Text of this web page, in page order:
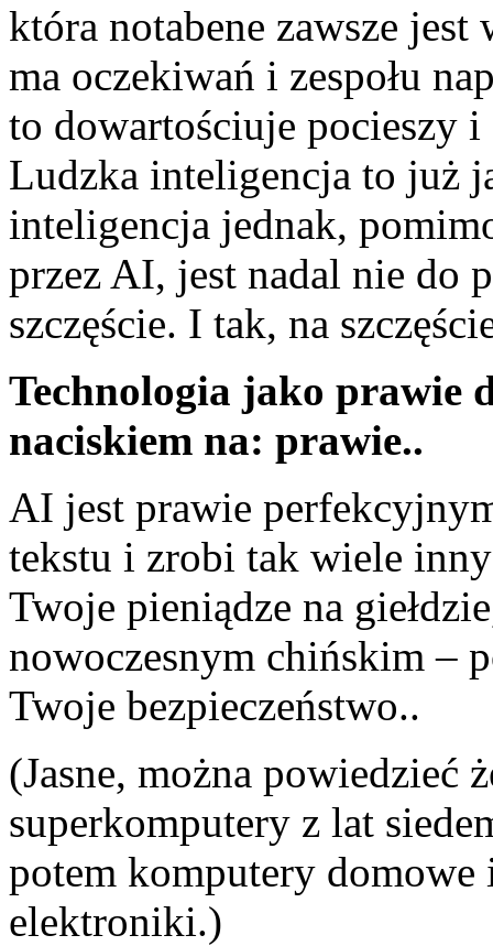
która notabene zawsze
ma oczekiwań i zespołu
to dowartościuje pocieszy
Ludzka inteligencja to już
inteligencja jednak,
przez AI, jest nadal nie do
szczęście. I tak, na
Technologia jako prawie
naciskiem na: prawie..
AI jest prawie
tekstu i zrobi tak wiele
Twoje pieniądze na
nowoczesnym chińskim –
Twoje bezpieczeństwo..
(Jasne, można powiedzieć
superkomputery z lat
potem komputery
elektroniki.)